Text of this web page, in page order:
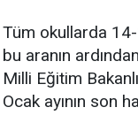
Tüm okullarda
bu aranın
Milli Eğitim
Ocak ayının son